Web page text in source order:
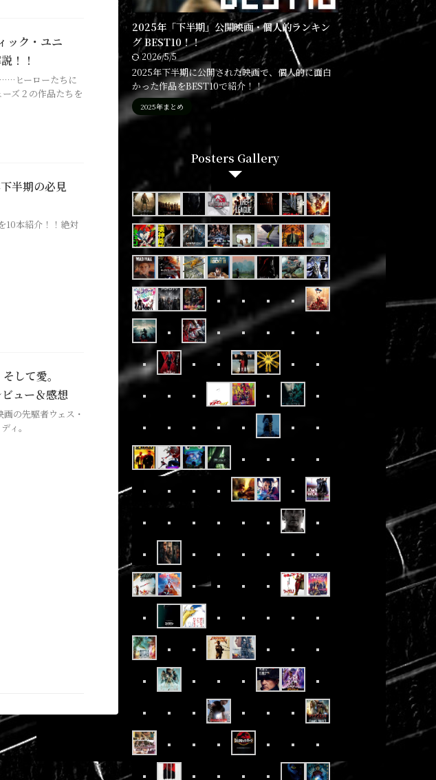
ック・ユニ
！！
ヒーローたちに
ズ２の作品たちを
半期の必見
10本紹介！！絶対
して愛。
ビュー＆感想
の先駆者ウェス・
ィ。
2025年「下半期」公開映画・個人的ランキン
グ BEST10！！
2026/5/5
2025年下半期に公開された映画で、個人的に面白
かった作品をBEST10で紹介！！
2025年まとめ
Posters Gallery